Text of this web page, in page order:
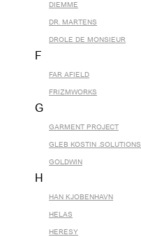
DIEMME
DR. MARTENS
DROLE DE MONSIEUR
F
FAR AFIELD
FRIZMWORKS
G
GARMENT PROJECT
GLEB KOSTIN .SOLUTIONS
GOLDWIN
H
HAN KJOBENHAVN
HELAS
HERESY